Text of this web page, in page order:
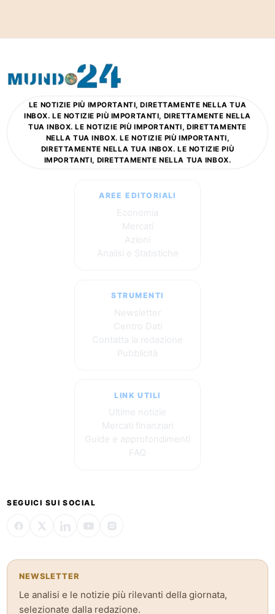
LE NOTIZIE PIÙ IMPORTANTI, DIRETTAMENTE NELLA TUA
INBOX. LE NOTIZIE PIÙ IMPORTANTI, DIRETTAMENTE NELLA
TUA INBOX. LE NOTIZIE PIÙ IMPORTANTI, DIRETTAMENTE
NELLA TUA INBOX. LE NOTIZIE PIÙ IMPORTANTI,
DIRETTAMENTE NELLA TUA INBOX. LE NOTIZIE PIÙ
IMPORTANTI, DIRETTAMENTE NELLA TUA INBOX.
AREE EDITORIALI
Economia
Mercati
Azioni
Analisi e Statistiche
STRUMENTI
Newsletter
Centro Dati
Contatta la redazione
Pubblicità
LINK UTILI
Ultime notizie
Mercati finanziari
Guide e approfondimenti
FAQ
SEGUICI SUI SOCIAL
NEWSLETTER
Le analisi e le notizie più rilevanti della giornata,
selezionate dalla redazione.